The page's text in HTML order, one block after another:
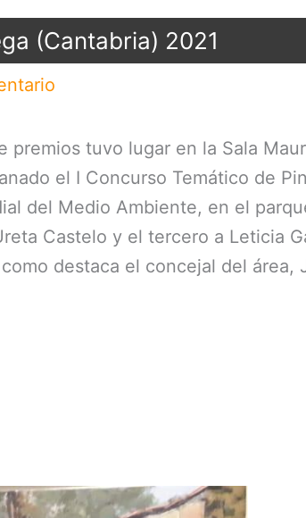
(Cantabria) 2021
premios tuvo lugar en la Sala
el I Concurso Temático de
del Medio Ambiente, en el
Castelo y el tercero a Leticia
destaca el concejal del área,